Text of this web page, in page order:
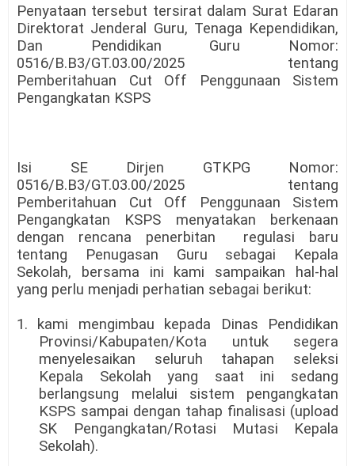
Penyataan tersebut tersirat dalam Surat Edaran
Direktorat Jenderal Guru, Tenaga Kependidikan,
Dan Pendidikan Guru Nomor:
0516/B.B3/GT.03.00/2025 tentang
Pemberitahuan Cut Off Penggunaan Sistem
Pengangkatan KSPS
Isi SE Dirjen GTKPG Nomor:
0516/B.B3/GT.03.00/2025 tentang
Pemberitahuan Cut Off Penggunaan Sistem
Pengangkatan KSPS menyatakan berkenaan
dengan rencana penerbitan
regulasi baru
tentang Penugasan Guru sebagai Kepala
Sekolah, bersama ini kami sampaikan hal-hal
yang perlu menjadi perhatian sebagai berikut:
1. kami mengimbau kepada Dinas Pendidikan
Provinsi/Kabupaten/Kota untuk segera
menyelesaikan seluruh tahapan seleksi
Kepala Sekolah yang saat ini sedang
berlangsung melalui sistem pengangkatan
KSPS sampai dengan tahap finalisasi (upload
SK Pengangkatan/Rotasi Mutasi Kepala
Sekolah).